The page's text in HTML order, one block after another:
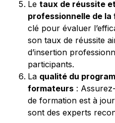
Le taux de réussite
professionnelle de la
clé pour évaluer
son taux de réussite
d’insertion
participants.
La qualité du
formateurs :
de formation est à
sont des experts